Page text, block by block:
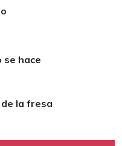
se hace
la fresa